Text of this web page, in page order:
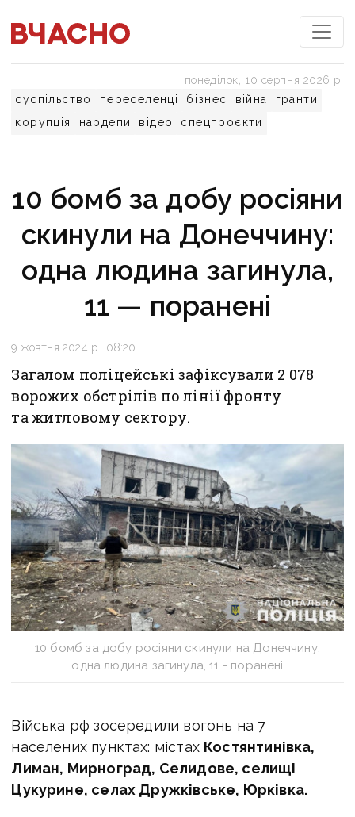
суспільство переселенці бізнес війна
гранти
корупція
нардепи відео спецпроєкти
понеділок, 10 серпня 2026 р.
10 бомб за добу росіяни
скинули на Донеччину:
одна людина загинула,
11 — поранені
9 жовтня 2024 р., 08:20
Загалом поліцейські зафіксували 2 078
ворожих обстрілів по лінії фронту
та житловому сектору.
10 бомб за добу росіяни скинули на Донеччину:
одна людина загинула, 11 - поранені
Війська рф зосередили вогонь на 7
населених пунктах: містах Костянтинівка,
Лиман, Мирноград, Селидове, селищі
Цукурине, селах Дружківське, Юрківка.